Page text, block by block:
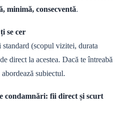
minimă, consecventă.
se cer
(scopul vizitei, durata
direct la acestea. Dacă te întreabă
subiectul.
condamnări: fii direct și scurt